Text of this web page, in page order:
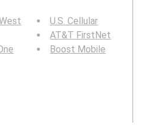
U.S. Cellular
AT&T FirstNet
Boost Mobile